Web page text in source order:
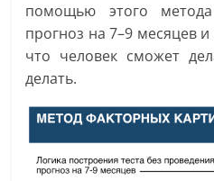
помощью этого
прогноз на 7–9 месяцев
что человек сможет
делать.